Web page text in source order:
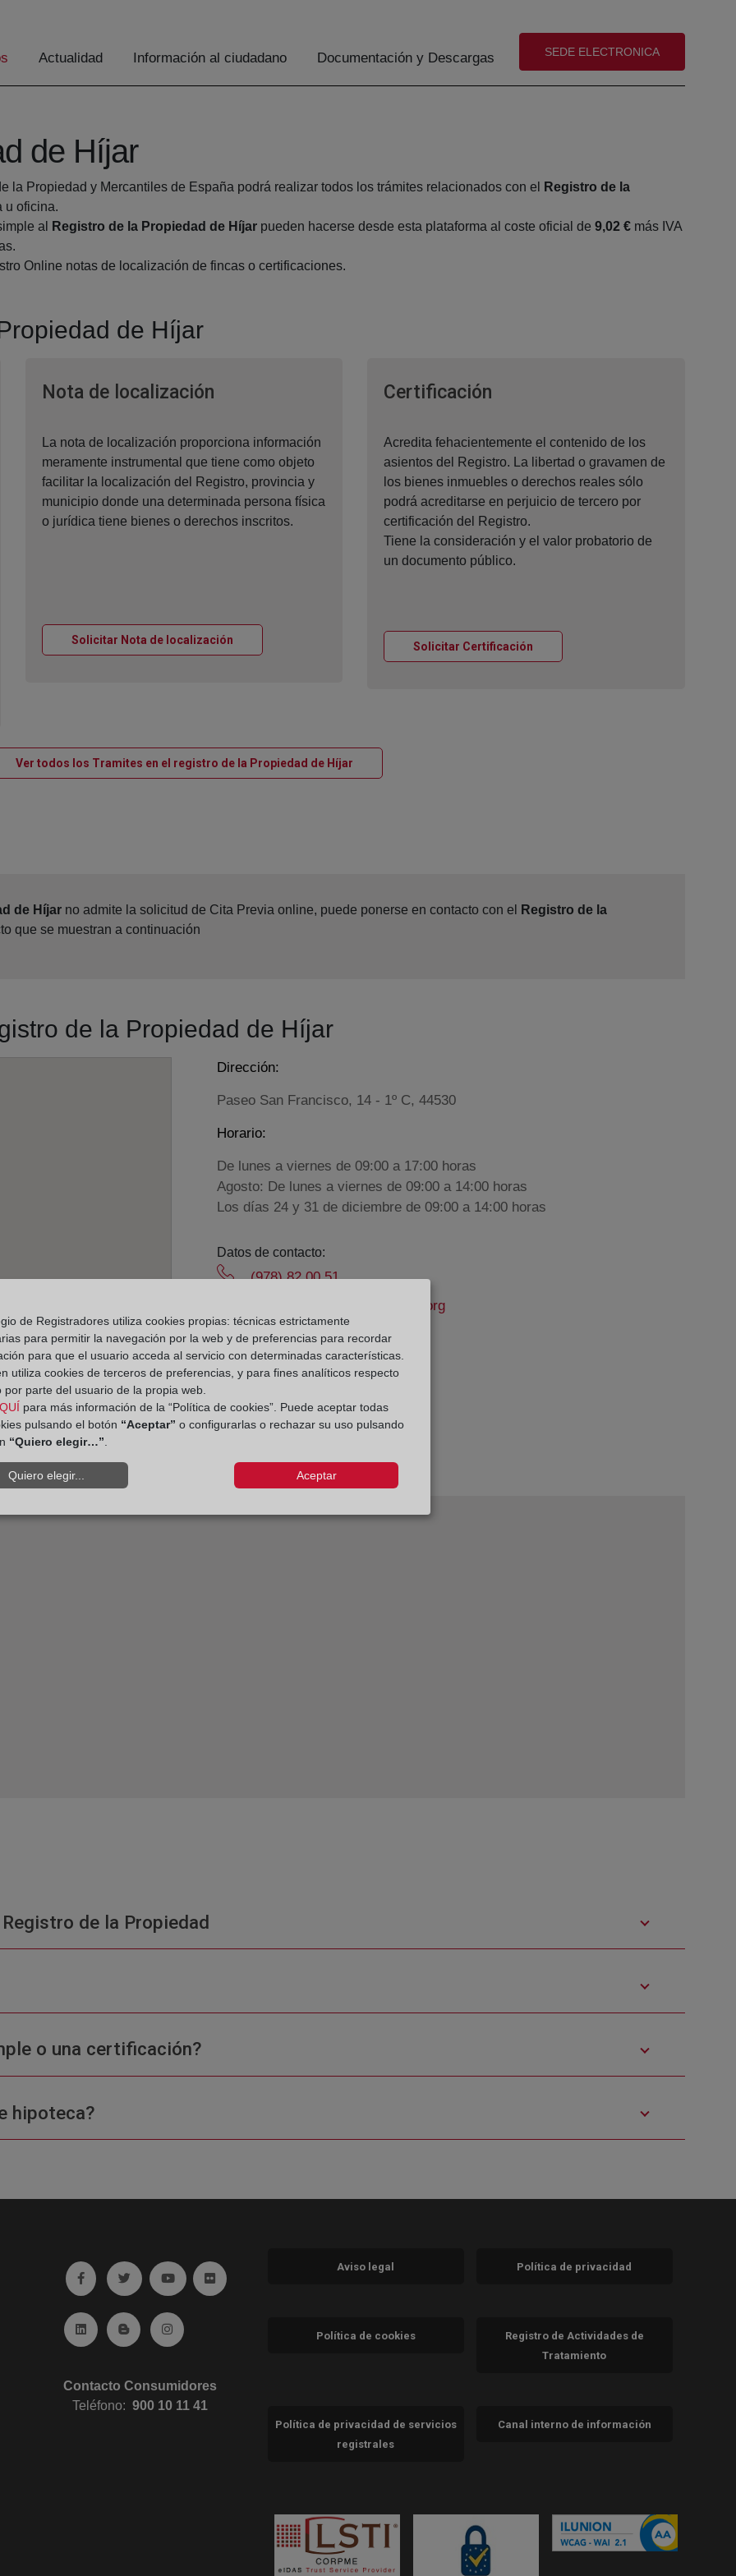
Actualidad Información al ciudadano Documentación y Descargas (abre en nueva ventana)
SEDE ELECTRONICA
de Híjar
la Propiedad y Mercantiles de España podrá realizar todos los trámites relacionados con el
Registro de la
u oficina.
al
Registro de la Propiedad de Híjar pueden hacerse desde esta plataforma al coste oficial de 9,02 € más IVA
Online notas de localización de fincas o certificaciones.
de Híjar
Nota de localizaciónVentana nueva
La nota de localización proporciona información
meramente instrumental que tiene como objeto
facilitar la localización del Registro, provincia y
municipio donde una determinada persona física
o jurídica tiene bienes o derechos inscritos.
Solicitar Nota de localizaciónVentana nueva
Certificación
Acredita fehacientemente el contenido de los
asientos del Registro. La libertad o gravamen de
los bienes inmuebles o derechos reales sólo
podrá acreditarse en perjuicio de tercero por
certificación del Registro.
Tiene la consideración y el valor probatorio de
un documento público.
Solicitar Certificación
Ver todos los Tramites en el registro de la Propiedad de HíjarVentana nueva
de Híjar no admite la solicitud de Cita Previa online, puede ponerse en contacto con el
Registro de la
que se muestran a continuación
de la Propiedad de Híjar
Dirección:
Paseo San Francisco, 14 - 1º C, 44530
Horario:
De lunes a viernes de 09:00 a 17:00 horas
Agosto: De lunes a viernes de 09:00 a 14:00 horas
Los días 24 y 31 de diciembre de 09:00 a 14:00 horas
Datos de contacto:
(978) 82 00 51
hijar@registrodelapropiedad.org
Datos del Registrador:
Ana Gómez Adeva
Delegado de Protección de Datos:
dpo@corpme.es
el distrito hipotecario
de la Propiedad
o una certificación?
hipoteca?
Ir a facebook (abre en ventana nueva)
Ir a twitter (abre en ventana nueva)
Ir a YouTube (abre en ventana nueva)
Ir a Flickr (abre en ventana nueva)
Ir a Linkedin (abre en ventana nueva)
Ir al Blog (abre en ventana nueva)
Ir a Instagram (abre en ventana nueva)
Contacto Consumidores
Teléfono:900 10 11 41
Aviso legal Política de privacidad
Política de cookies
Registro de Actividades de
Tratamiento
Política de privacidad de servicios
registrales
Canal interno de información
de Registradores utiliza cookies propias: técnicas estrictamente
para permitir la navegación por la web y de preferencias para recordar
para que el usuario acceda al servicio con determinadas características.
utiliza cookies de terceros de preferencias, y para fines analíticos respecto
por parte del usuario de la propia web.
para más información de la “Política de cookies”. Puede aceptar todas
pulsando el botón “Aceptar” o configurarlas o rechazar su uso pulsando
“Quiero elegir…”.
Quiero elegir... Aceptar